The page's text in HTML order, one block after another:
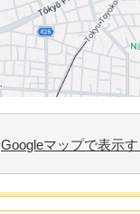
Googleマップで表示